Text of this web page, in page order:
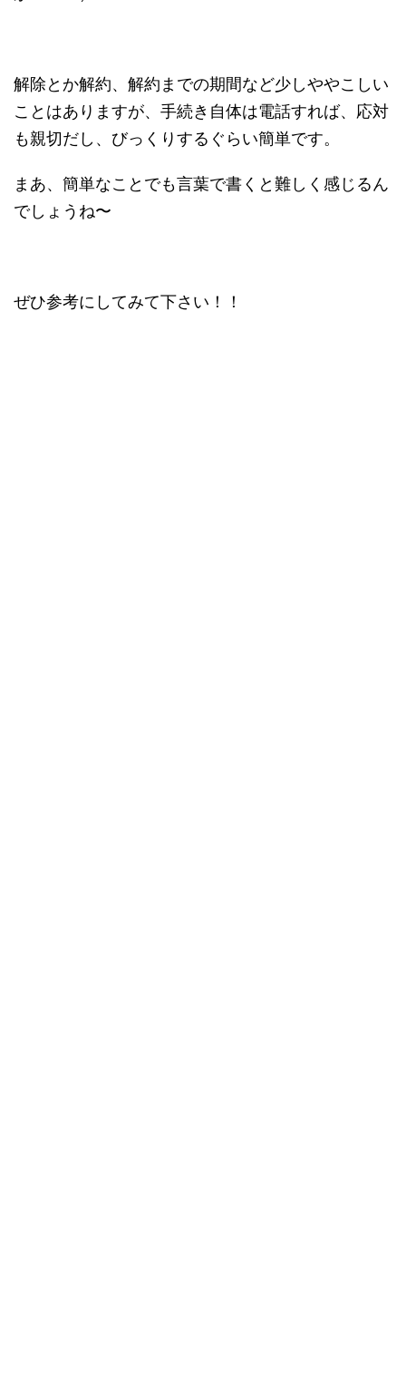
解除とか解約、解約までの期間など少しややこしい
ことはありますが、手続き自体は電話すれば、応対
も親切だし、びっくりするぐらい簡単です。
まあ、簡単なことでも言葉で書くと難しく感じるん
でしょうね〜
ぜひ参考にしてみて下さい！！